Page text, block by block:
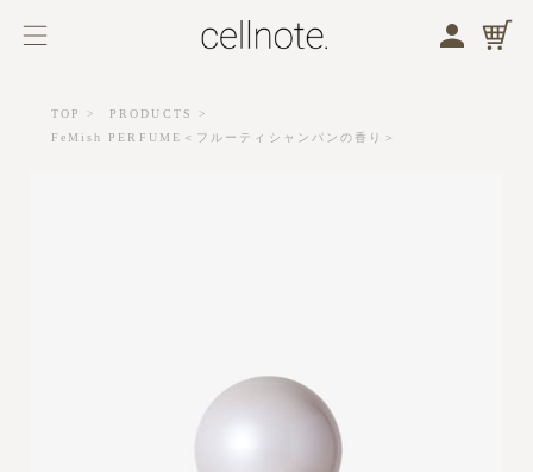
ブランドコンセプト
TOP
PRODUCTS
FeMish PERFUME＜フルーティシャンパンの香り＞